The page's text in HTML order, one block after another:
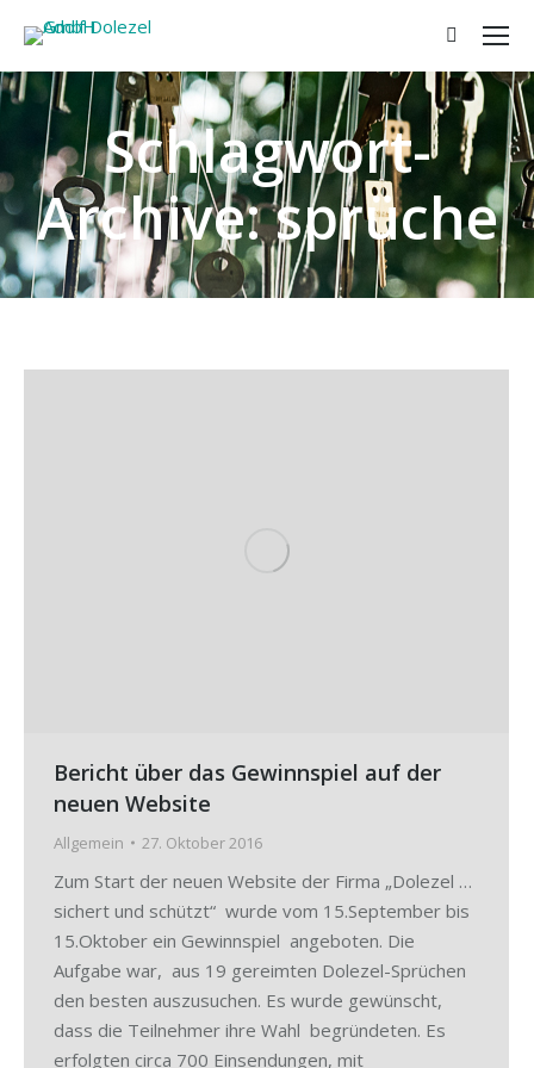
Search:
Schlagwort-
Archive:sprüche
Bericht über das Gewinnspiel auf der
neuen Website
Allgemein 27. Oktober 2016
Zum Start der neuen Website der Firma „Dolezel …
sichert und schützt“ wurde vom 15.September bis
15.Oktober ein Gewinnspiel angeboten. Die
Aufgabe war, aus 19 gereimten Dolezel-Sprüchen
den besten auszusuchen. Es wurde gewünscht,
dass die Teilnehmer ihre Wahl begründeten. Es
erfolgten circa 700 Einsendungen, mit